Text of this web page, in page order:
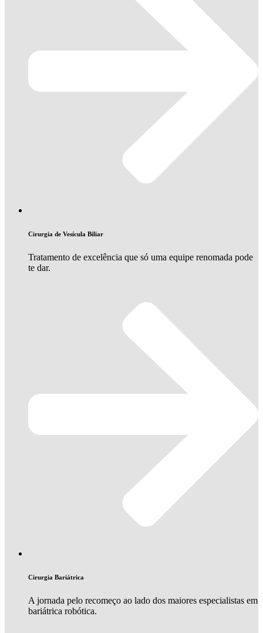
Cirurgia de Vesícula Biliar
Tratamento de excelência que só uma equipe renomada pode
te dar.
Cirurgia Bariátrica
A jornada pelo recomeço ao lado dos maiores especialistas em
bariátrica robótica.